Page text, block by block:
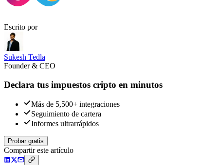
Escrito por
Sukesh Tedla
Founder & CEO
Declara tus impuestos cripto en minutos
Más de 5,500+ integraciones
Seguimiento de cartera
Informes ultrarrápidos
Probar gratis
Compartir este artículo